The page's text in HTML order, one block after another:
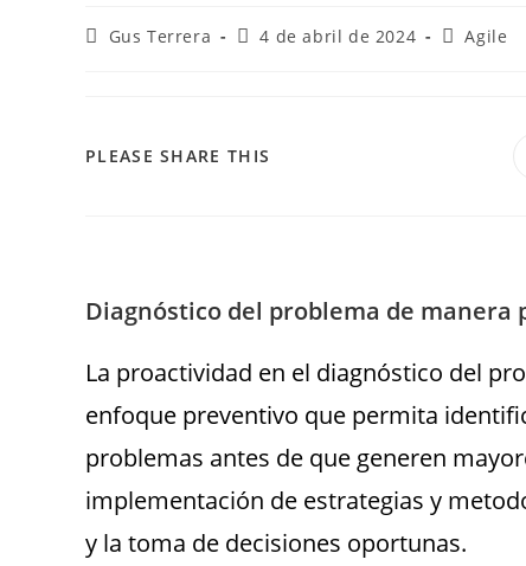
Gus Terrera 4 de abril de 2024 Agile
PLEASE SHARE THIS
Diagnóstico del problema de
La proactividad en el diagnóstico del
enfoque preventivo que permita
problemas antes de que generen
implementación de estrategias y
y la toma de decisiones oportunas.